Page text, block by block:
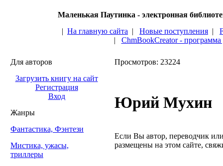
Маленькая Паутинка - электронная
| На главную сайта | Новые поступления |
| ChmBookCreator -
Для авторов
Загрузить книгу на сайт
Регистрация
Вход
Жанры
Фантастика, Фэнтези
Мистика, ужасы,
триллеры
Просмотров: 23224
Юрий Мухин
Если Вы автор, переводчик
размещены на этом сайте,